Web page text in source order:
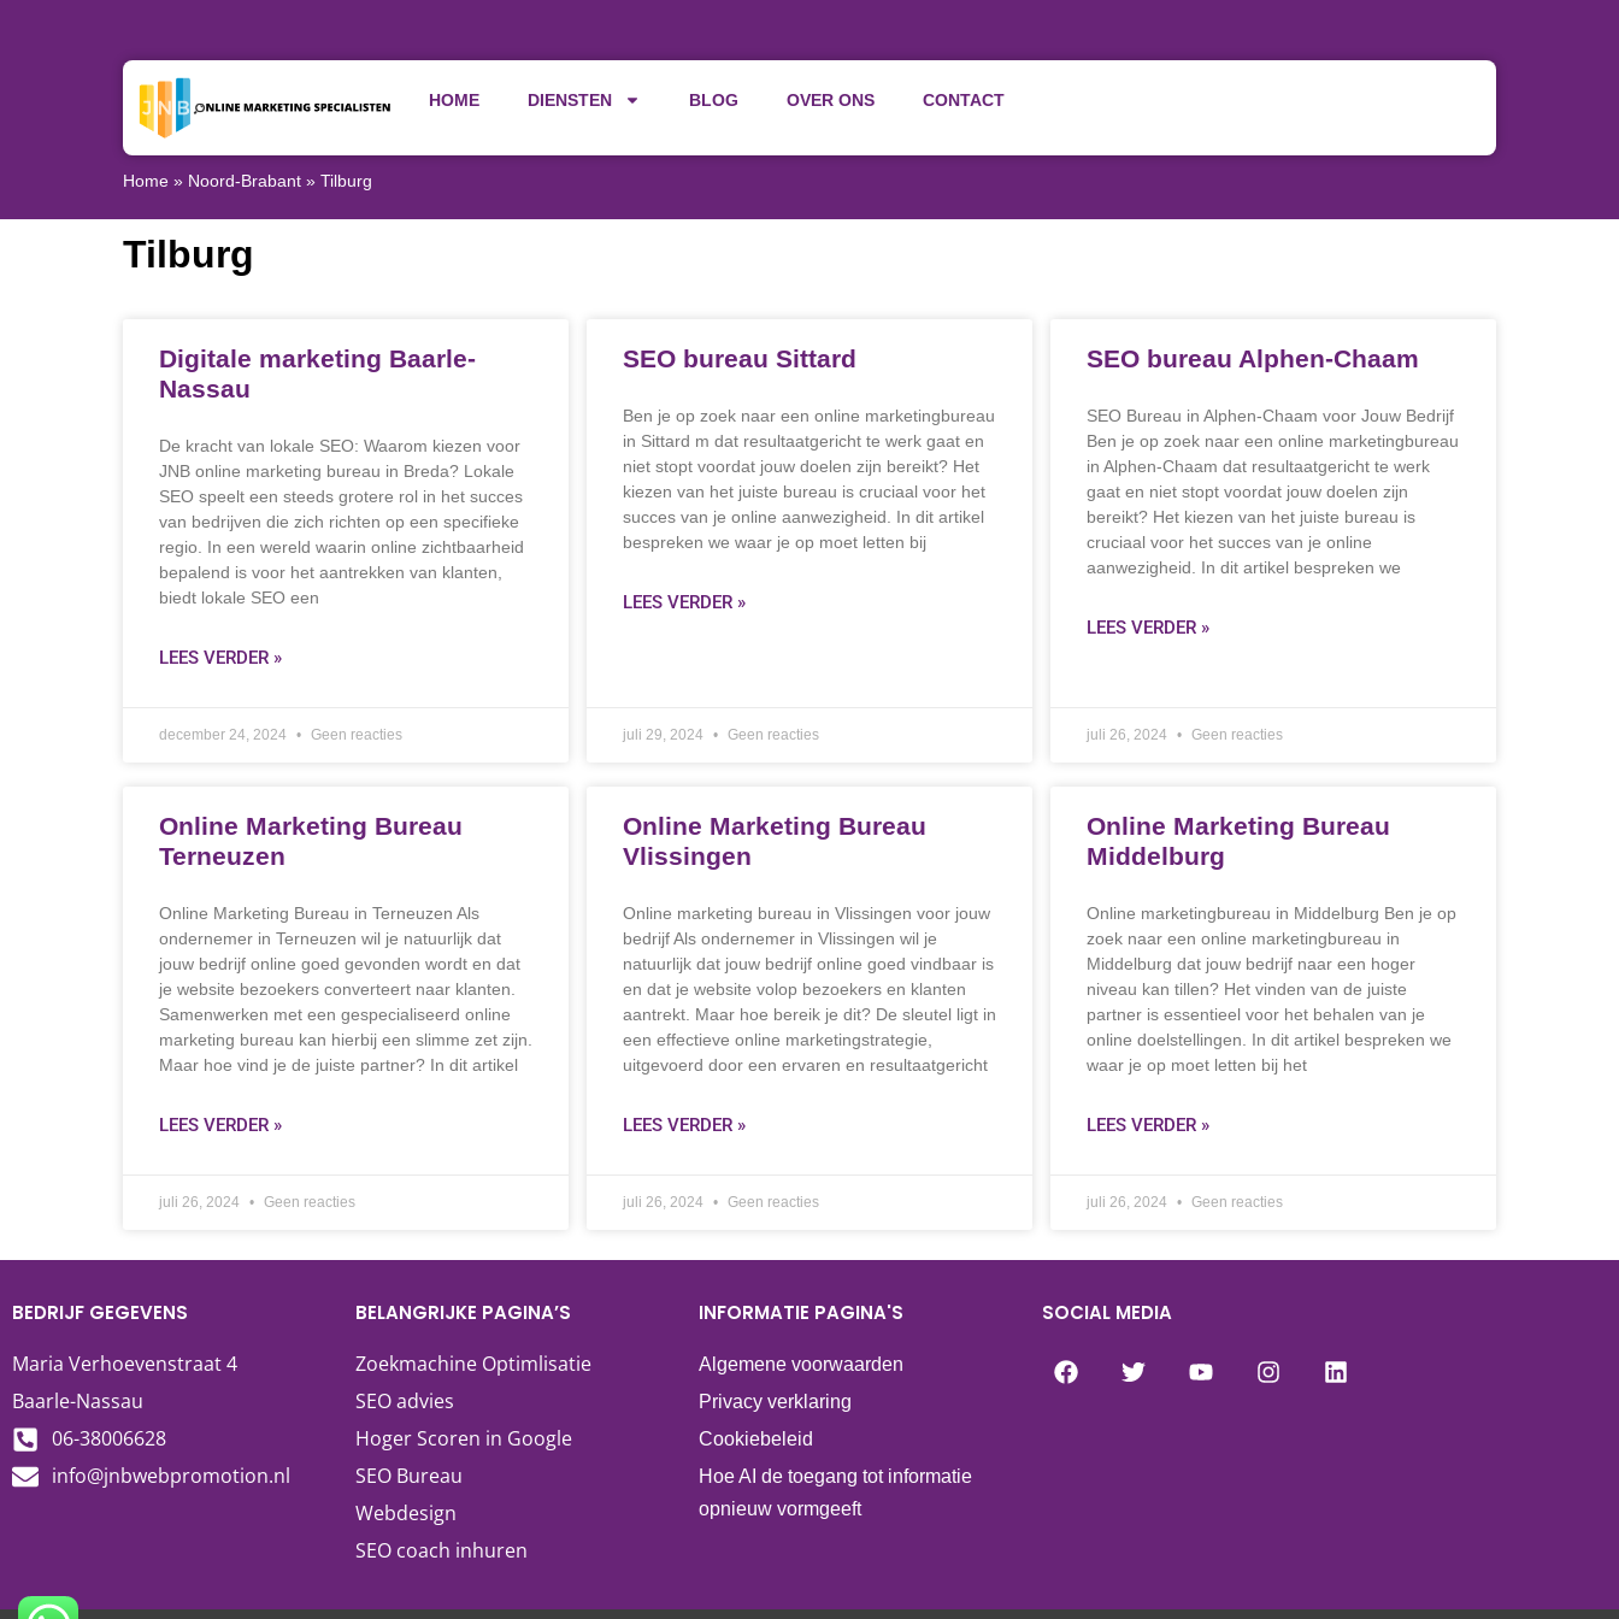
HOME DIENSTEN BLOG OVER ONS CONTACT
Home » Noord-Brabant » Tilburg
Tilburg
Digitale marketing Baarle-
Nassau
De kracht van lokale SEO: Waarom kiezen voor
JNB online marketing bureau in Breda? Lokale
SEO speelt een steeds grotere rol in het succes
van bedrijven die zich richten op een specifieke
regio. In een wereld waarin online zichtbaarheid
bepalend is voor het aantrekken van klanten,
biedt lokale SEO een
LEES VERDER »
december 24, 2024 Geen reacties
SEO bureau Sittard
Ben je op zoek naar een online marketingbureau
in Sittard m dat resultaatgericht te werk gaat en
niet stopt voordat jouw doelen zijn bereikt? Het
kiezen van het juiste bureau is cruciaal voor het
succes van je online aanwezigheid. In dit artikel
bespreken we waar je op moet letten bij
LEES VERDER »
juli 29, 2024 Geen reacties
SEO bureau Alphen-Chaam
SEO Bureau in Alphen-Chaam voor Jouw Bedrijf
Ben je op zoek naar een online marketingbureau
in Alphen-Chaam dat resultaatgericht te werk
gaat en niet stopt voordat jouw doelen zijn
bereikt? Het kiezen van het juiste bureau is
cruciaal voor het succes van je online
aanwezigheid. In dit artikel bespreken we
LEES VERDER »
juli 26, 2024 Geen reacties
Online Marketing Bureau
Terneuzen
Online Marketing Bureau in Terneuzen Als
ondernemer in Terneuzen wil je natuurlijk dat
jouw bedrijf online goed gevonden wordt en dat
je website bezoekers converteert naar klanten.
Samenwerken met een gespecialiseerd online
marketing bureau kan hierbij een slimme zet zijn.
Maar hoe vind je de juiste partner? In dit artikel
LEES VERDER »
juli 26, 2024 Geen reacties
Online Marketing Bureau
Vlissingen
Online marketing bureau in Vlissingen voor jouw
bedrijf Als ondernemer in Vlissingen wil je
natuurlijk dat jouw bedrijf online goed vindbaar is
en dat je website volop bezoekers en klanten
aantrekt. Maar hoe bereik je dit? De sleutel ligt in
een effectieve online marketingstrategie,
uitgevoerd door een ervaren en resultaatgericht
LEES VERDER »
juli 26, 2024 Geen reacties
Online Marketing Bureau
Middelburg
Online marketingbureau in Middelburg Ben je op
zoek naar een online marketingbureau in
Middelburg dat jouw bedrijf naar een hoger
niveau kan tillen? Het vinden van de juiste
partner is essentieel voor het behalen van je
online doelstellingen. In dit artikel bespreken we
waar je op moet letten bij het
LEES VERDER »
juli 26, 2024 Geen reacties
BEDRIJF GEGEVENS
Maria Verhoevenstraat 4
Baarle-Nassau
06-38006628
info@jnbwebpromotion.nl
BELANGRIJKE PAGINA’S
Zoekmachine Optimlisatie
SEO advies
Hoger Scoren in Google
SEO Bureau
Webdesign
SEO coach inhuren
INFORMATIE PAGINA'S
Algemene voorwaarden
Privacy verklaring
Cookiebeleid
Hoe AI de toegang tot informatie
opnieuw vormgeeft
SOCIAL MEDIA